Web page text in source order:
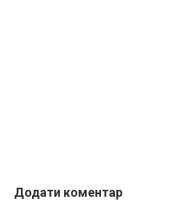
Додати коментар